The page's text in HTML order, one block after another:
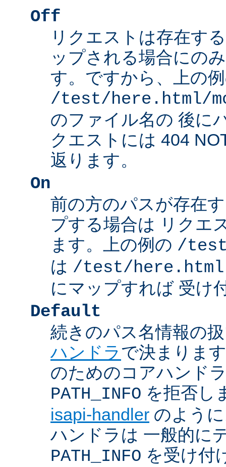
Off
リクエストは存在す
ップされる場合にの
す。ですから、上の
/test/here.html/
のファイル名の 後に
クエストには 404
返ります。
On
前の方のパスが存在
プする場合は リクエ
ます。上の例の /
は /test/here.html
にマップすれば 受け
Default
続きのパス名情報の
ハンドラで決まりま
のためのコアハンド
PATH_INFO を拒否し
isapi-handler のよう
ハンドラは 一般的に
PATH_INFO を受け付